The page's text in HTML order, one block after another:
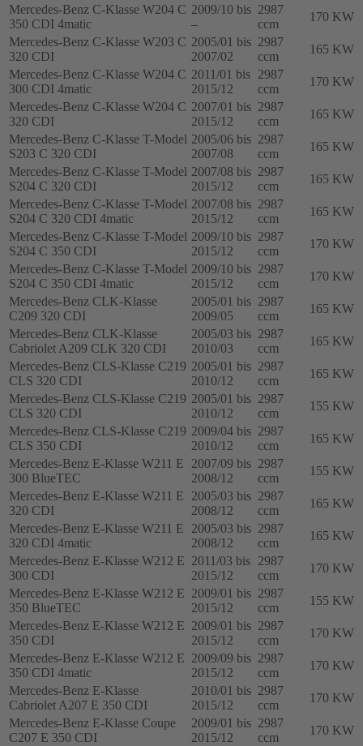
Mercedes-Benz C-Klasse W204 C
350 CDI 4matic
2009/10 bis
–
2987
ccm
170 KW
Mercedes-Benz C-Klasse W203 C
320 CDI
2005/01 bis
2007/02
2987
ccm
165 KW
Mercedes-Benz C-Klasse W204 C
300 CDI 4matic
2011/01 bis
2015/12
2987
ccm
170 KW
Mercedes-Benz C-Klasse W204 C
320 CDI
2007/01 bis
2015/12
2987
ccm
165 KW
Mercedes-Benz C-Klasse T-Model
S203 C 320 CDI
2005/06 bis
2007/08
2987
ccm
165 KW
Mercedes-Benz C-Klasse T-Model
S204 C 320 CDI
2007/08 bis
2015/12
2987
ccm
165 KW
Mercedes-Benz C-Klasse T-Model
S204 C 320 CDI 4matic
2007/08 bis
2015/12
2987
ccm
165 KW
Mercedes-Benz C-Klasse T-Model
S204 C 350 CDI
2009/10 bis
2015/12
2987
ccm
170 KW
Mercedes-Benz C-Klasse T-Model
S204 C 350 CDI 4matic
2009/10 bis
2015/12
2987
ccm
170 KW
Mercedes-Benz CLK-Klasse
C209 320 CDI
2005/01 bis
2009/05
2987
ccm
165 KW
Mercedes-Benz CLK-Klasse
Cabriolet A209 CLK 320 CDI
2005/03 bis
2010/03
2987
ccm
165 KW
Mercedes-Benz CLS-Klasse C219
CLS 320 CDI
2005/01 bis
2010/12
2987
ccm
165 KW
Mercedes-Benz CLS-Klasse C219
CLS 320 CDI
2005/01 bis
2010/12
2987
ccm
155 KW
Mercedes-Benz CLS-Klasse C219
CLS 350 CDI
2009/04 bis
2010/12
2987
ccm
165 KW
Mercedes-Benz E-Klasse W211 E
300 BlueTEC
2007/09 bis
2008/12
2987
ccm
155 KW
Mercedes-Benz E-Klasse W211 E
320 CDI
2005/03 bis
2008/12
2987
ccm
165 KW
Mercedes-Benz E-Klasse W211 E
320 CDI 4matic
2005/03 bis
2008/12
2987
ccm
165 KW
Mercedes-Benz E-Klasse W212 E
300 CDI
2011/03 bis
2015/12
2987
ccm
170 KW
Mercedes-Benz E-Klasse W212 E
350 BlueTEC
2009/01 bis
2015/12
2987
ccm
155 KW
Mercedes-Benz E-Klasse W212 E
350 CDI
2009/01 bis
2015/12
2987
ccm
170 KW
Mercedes-Benz E-Klasse W212 E
350 CDI 4matic
2009/09 bis
2015/12
2987
ccm
170 KW
Mercedes-Benz E-Klasse
Cabriolet A207 E 350 CDI
2010/01 bis
2015/12
2987
ccm
170 KW
Mercedes-Benz E-Klasse Coupe
C207 E 350 CDI
2009/01 bis
2015/12
2987
ccm
170 KW